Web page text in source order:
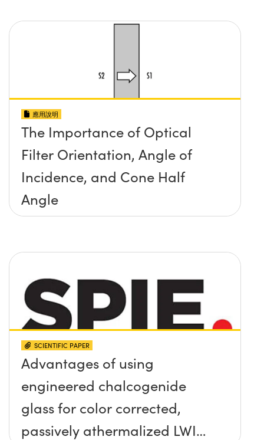
應用說明
The Importance of Optical
Filter Orientation, Angle of
Incidence, and Cone Half
Angle
SCIENTIFIC PAPER
Advantages of using
engineered chalcogenide
glass for color corrected,
passively athermalized LWIR